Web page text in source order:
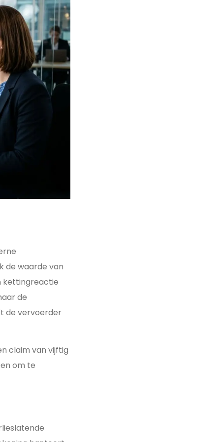
de waarde van
kettingreactie
de
de vervoerder
claim van vijftig
om te